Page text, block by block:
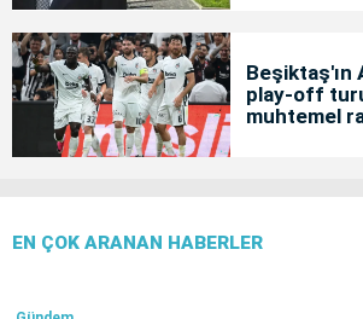
Beşiktaş'ın
play-off
muhtemel
EN ÇOK ARANAN HABERLER